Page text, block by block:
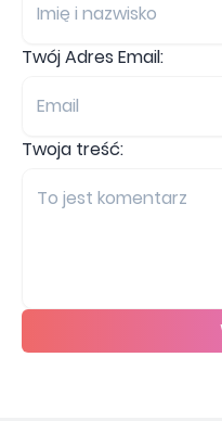
Twój Adres Email:
Twoja treść: